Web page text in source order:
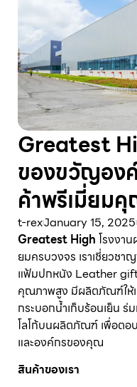
Greatest
ของขวัญองค์
ค้าพรีเมี่ยม
t-rexJanuary 15, 2025
Greatest High โรงงา
ยมครบวงจร เราเชี่ยวช
แฟ้มปกหนัง Leather gift
คุณภาพสูง มีผลิตภัณฑ์ให้เ
กระบอกน้ำเก็บร้อนเย็น
โลโก้บนผลิตภัณฑ์ เพื่อตอ
และองค์กรของคุณ
สินค้าของเรา